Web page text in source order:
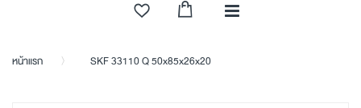
หน้าแรก SKF 33110 Q 50x85x26x20